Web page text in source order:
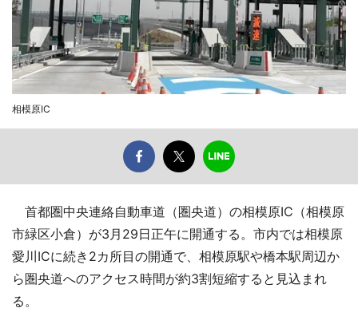
相模原IC
首都圏中央連絡自動車道（圏央道）の相模原IC（相模原
市緑区小倉）が3月29日正午に開通する。市内では相模原
愛川ICに続き2カ所目の開通で、相模原駅や橋本駅周辺か
ら圏央道へのアクセス時間が約3割短縮すると見込まれ
る。